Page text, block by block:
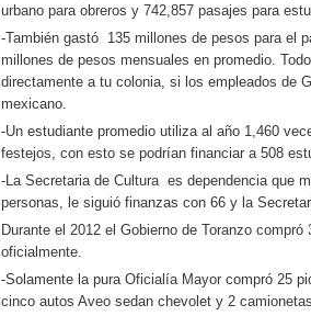
urbano para obreros y 742,857 pasajes para
-También gastó 135 millones de pesos para el
millones de pesos mensuales en promedio.
directamente a tu colonia, si los empleados de
mexicano.
-Un estudiante promedio utiliza al año 1,460
festejos, con esto se podrían financiar a 508
-La Secretaria de Cultura es dependencia que
personas, le siguió finanzas con 66 y la
Durante el 2012 el Gobierno de Toranzo
oficialmente.
-Solamente la pura Oficialía Mayor compró 25
cinco autos Aveo sedan chevolet y 2